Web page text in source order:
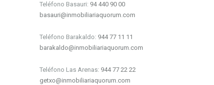
Teléfono Basauri: 94 440 90 00
basauri@inmobiliariaquorum.com
Teléfono Barakaldo: 944 77 11 11
barakaldo@inmobiliariaquorum.com
Teléfono Las Arenas: 944 77 22 22
getxo@inmobiliariaquorum.com